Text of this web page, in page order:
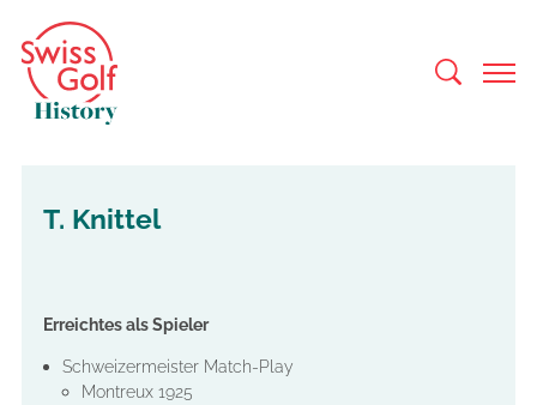
T. Knittel
Erreichtes als Spieler
Schweizermeister Match-Play
Montreux 1925